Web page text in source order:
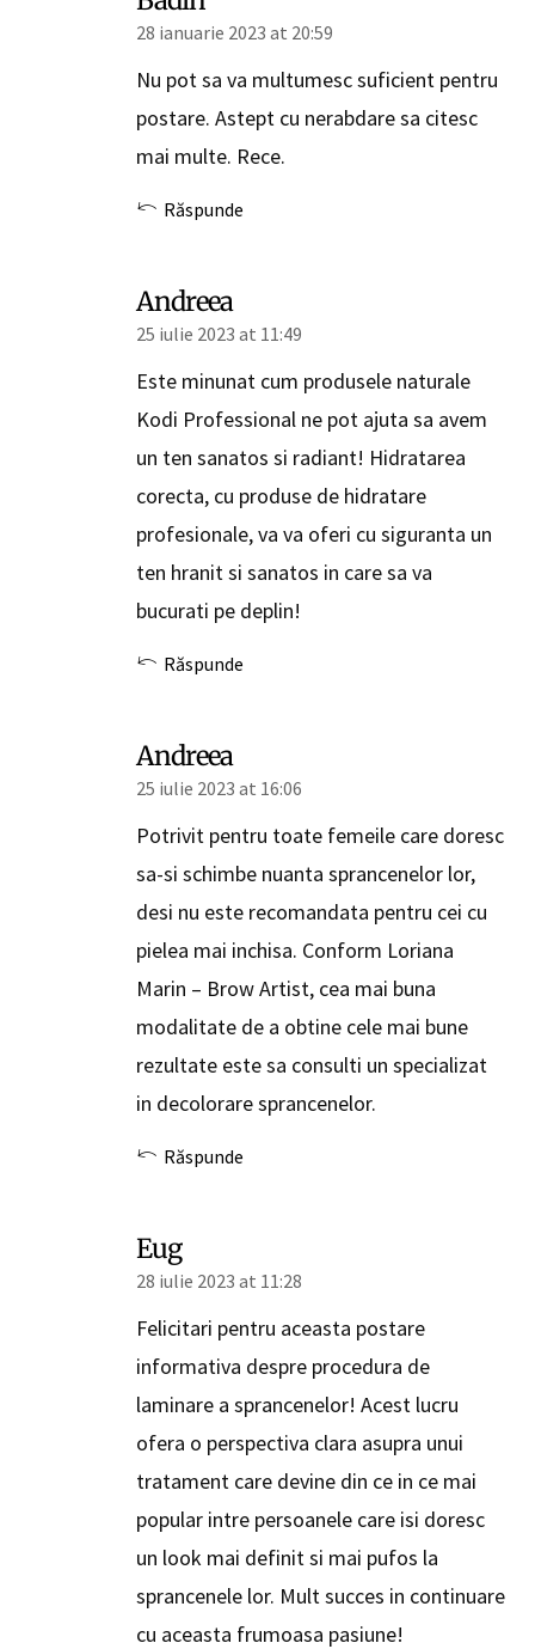
28 ianuarie 2023 at 20:59
Nu pot sa va multumesc suficient pentru
postare. Astept cu nerabdare sa citesc
mai multe. Rece.
Răspunde
Andreea
25 iulie 2023 at 11:49
Este minunat cum produsele naturale
Kodi Professional ne pot ajuta sa avem
un ten sanatos si radiant! Hidratarea
corecta, cu produse de hidratare
profesionale, va va oferi cu siguranta un
ten hranit si sanatos in care sa va
bucurati pe deplin!
Răspunde
Andreea
25 iulie 2023 at 16:06
Potrivit pentru toate femeile care doresc
sa-si schimbe nuanta sprancenelor lor,
desi nu este recomandata pentru cei cu
pielea mai inchisa. Conform Loriana
Marin – Brow Artist, cea mai buna
modalitate de a obtine cele mai bune
rezultate este sa consulti un specializat
in decolorare sprancenelor.
Răspunde
Eug
28 iulie 2023 at 11:28
Felicitari pentru aceasta postare
informativa despre procedura de
laminare a sprancenelor! Acest lucru
ofera o perspectiva clara asupra unui
tratament care devine din ce in ce mai
popular intre persoanele care isi doresc
un look mai definit si mai pufos la
sprancenele lor. Mult succes in continuare
cu aceasta frumoasa pasiune!